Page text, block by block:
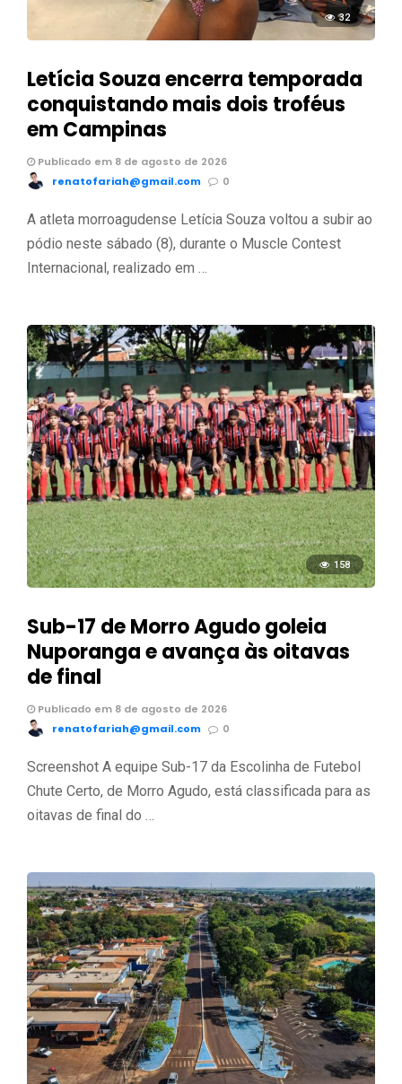
32
Letícia Souza encerra temporada
conquistando mais dois troféus
em Campinas
Publicado em 8 de agosto de 2026
renatofariah@gmail.com
0
A atleta morroagudense Letícia Souza voltou a subir ao
pódio neste sábado (8), durante o Muscle Contest
Internacional, realizado em …
158
Sub-17 de Morro Agudo goleia
Nuporanga e avança às oitavas
de final
Publicado em 8 de agosto de 2026
renatofariah@gmail.com
0
Screenshot A equipe Sub-17 da Escolinha de Futebol
Chute Certo, de Morro Agudo, está classificada para as
oitavas de final do …